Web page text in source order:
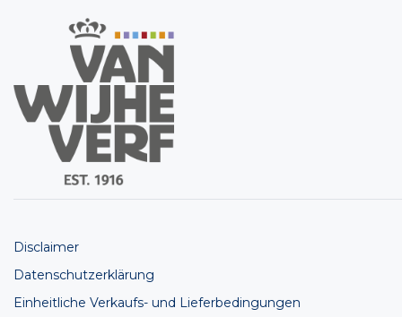
Disclaimer
Datenschutzerklärung
Einheitliche Verkaufs- und Lieferbedingungen